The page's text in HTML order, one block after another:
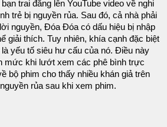
trai đăng lên YouTube video về nghi
trẻ bị nguyền rủa. Sau đó, cả nhà phải
nguyền, Đóa Đóa có dấu hiệu bị nhập
giải thích. Tuy nhiên, khía cạnh đặc biệt
yếu tố siêu hư cấu của nó. Điều này
mức khi lướt xem các phê bình trực
bộ phim cho thấy nhiều khán giả trên
rủa sau khi xem phim.